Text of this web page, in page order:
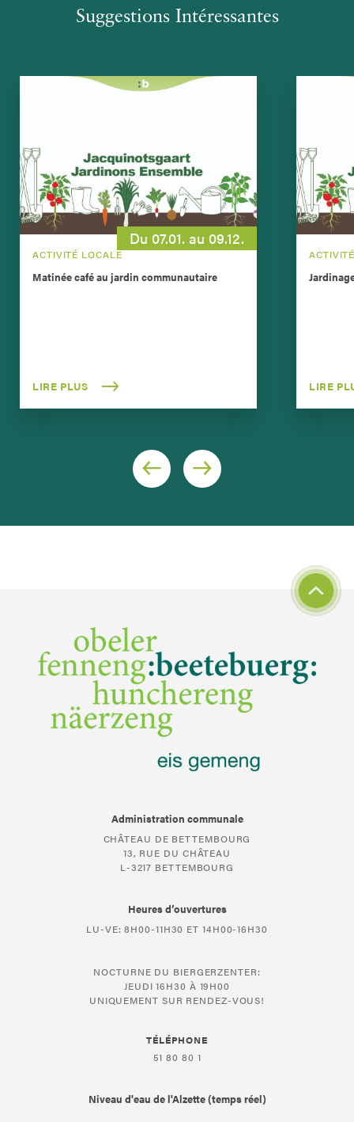
Suggestions Intéressantes
Du 07.01. au 09.12.
ACTIVITÉ LOCALE
Matinée café au jardin communautaire
LIRE PLUS LIRE
Administration communale
CHÂTEAU DE BETTEMBOURG
13, RUE DU CHÂTEAU
L-3217 BETTEMBOURG
Heures d’ouvertures
LU-VE: 8H00-11H30 ET 14H00-16H30
NOCTURNE DU BIERGERZENTER:
JEUDI 16H30 À 19H00
UNIQUEMENT SUR RENDEZ-VOUS!
TÉLÉPHONE
51 80 80 1
Niveau d'eau de l'Alzette (temps réel)